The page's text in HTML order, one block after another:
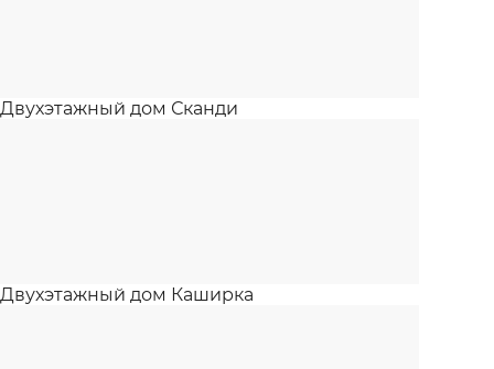
Двухэтажный дом Сканди
Двухэтажный дом Каширка